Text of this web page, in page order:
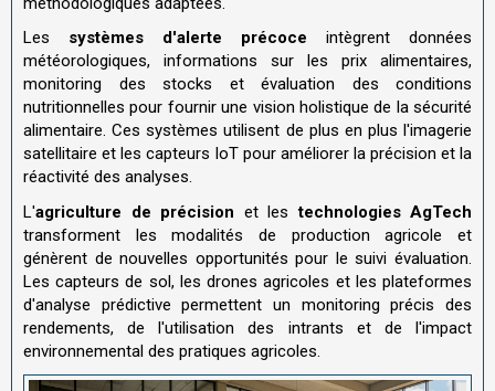
Les systèmes d'alerte précoce intègrent données
météorologiques, informations sur les prix alimentaires,
monitoring des stocks et évaluation des conditions
nutritionnelles pour fournir une vision holistique de la sécurité
alimentaire. Ces systèmes utilisent de plus en plus l'imagerie
satellitaire et les capteurs IoT pour améliorer la précision et la
réactivité des analyses.
L'agriculture de précision et lestechnologies AgTech
transforment les modalités de production agricole et
génèrent de nouvelles opportunités pour le suivi évaluation.
Les capteurs de sol, les drones agricoles et les plateformes
d'analyse prédictive permettent un monitoring précis des
rendements, de l'utilisation des intrants et de l'impact
environnemental des pratiques agricoles.